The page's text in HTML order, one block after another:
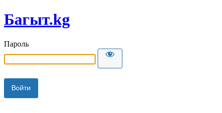
Багыт.kg
Пароль